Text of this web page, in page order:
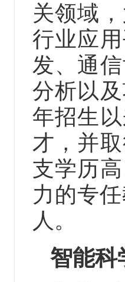
关领域
行业应
发、通
分析以
年招生
才，并
支学历
力的专
人。
智能科